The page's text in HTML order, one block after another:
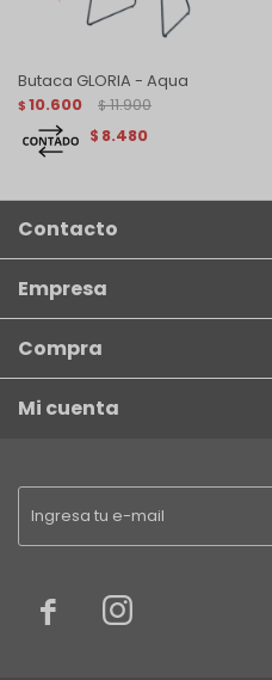
Butaca GLORIA - Aqua
$ 10.600 $ 11.900
$ 8.480
 
Contacto
Empresa
Compra
Mi cuenta